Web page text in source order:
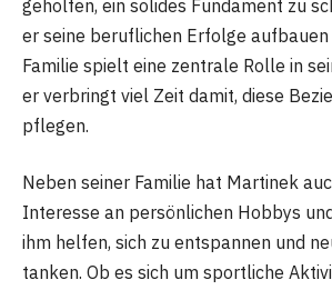
geholfen, ein solides Fundament zu
er seine beruflichen Erfolge aufbauen
Familie spielt eine zentrale Rolle in
er verbringt viel Zeit damit, diese
pflegen.
Neben seiner Familie hat Martinek
Interesse an persönlichen Hobbys
ihm helfen, sich zu entspannen und
tanken. Ob es sich um sportliche